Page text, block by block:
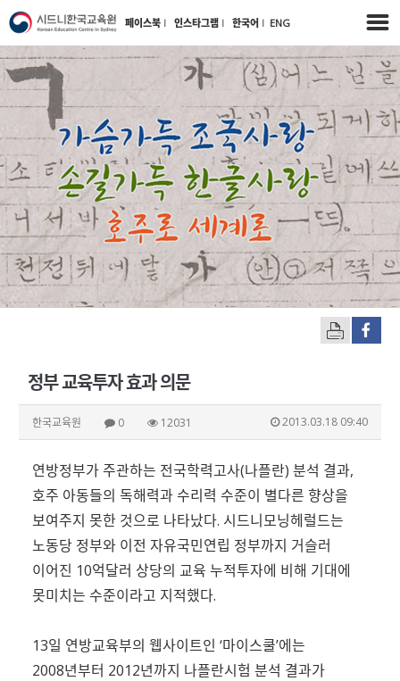
페이스북 l 인스타그램 l 한국어 l ENG
정부 교육투자 효과 의문
한국교육원 0 12031 2013.03.18 09:40
연방정부가 주관하는 전국학력고사(나플란) 분석 결과,
호주 아동들의 독해력과 수리력 수준이 별다른 향상을
보여주지 못한 것으로 나타났다. 시드니모닝헤럴드는
노동당 정부와 이전 자유국민연립 정부까지 거슬러
이어진 10억달러 상당의 교육 누적투자에 비해 기대에
못미치는 수준이라고 지적했다.
13일 연방교육부의 웹사이트인 ‘마이스쿨’에는
2008년부터 2012년까지 나플란시험 분석 결과가